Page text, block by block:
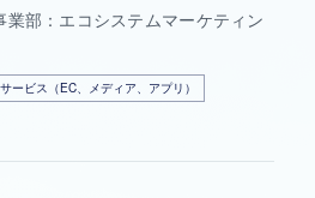
部：エコシステムマーケティン
ービス（EC、メディア、アプリ）